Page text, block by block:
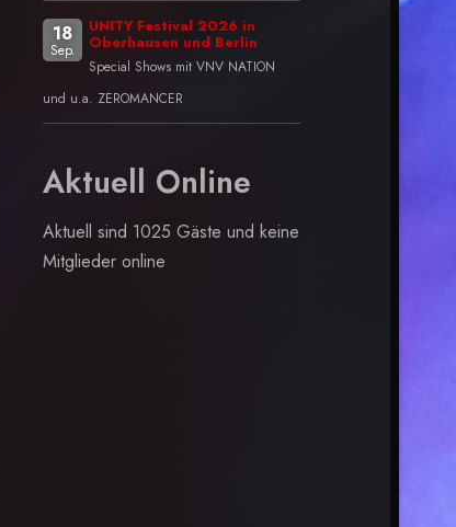
18
Sep.
UNITY Festival 2026 in
Oberhausen und Berlin
Special Shows mit VNV NATION
und u.a. ZEROMANCER
Aktuell Online
Aktuell sind 1025 Gäste und keine
Mitglieder online